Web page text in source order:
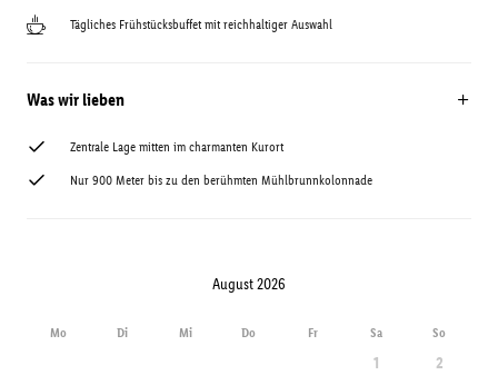
Tägliches Frühstücksbuffet mit reichhaltiger Auswahl
Was wir lieben
Zentrale Lage mitten im charmanten Kurort
Nur 900 Meter bis zu den berühmten Mühlbrunnkolonnade
August 2026
Mo Di Mi Do Fr Sa So
1
2